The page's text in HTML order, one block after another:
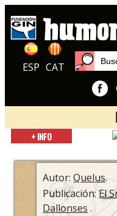
ESP CAT
El Sr.
+ INFO
Autor:Quelus.
Publicación:El
Dallonses .